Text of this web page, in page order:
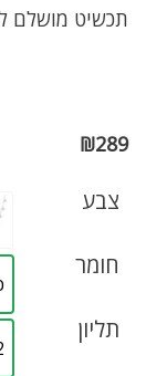
תכשיט מושלם
₪289
צבע
חומר
תליון
2